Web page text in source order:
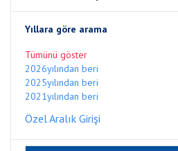
Yıllara göre arama
Tümünü göster
2026yılından beri
2025yılından beri
2021yılından beri
Özel Aralık Girişi